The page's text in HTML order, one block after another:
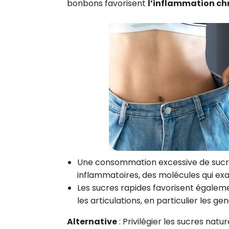
bonbons favorisent l’inflammation
Une consommation excessive de
inflammatoires, des molécules qui
Les sucres rapides favorisent
les articulations, en particulier les
Alternative: Privilégier les sucres